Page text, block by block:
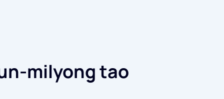
milyong tao